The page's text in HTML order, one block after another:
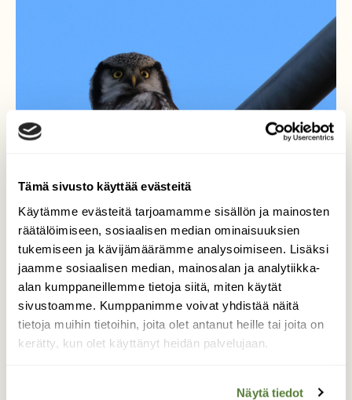
Tämä sivusto käyttää evästeitä
Käytämme evästeitä tarjoamamme sisällön ja mainosten
räätälöimiseen, sosiaalisen median ominaisuuksien
tukemiseen ja kävijämäärämme analysoimiseen. Lisäksi
jaamme sosiaalisen median, mainosalan ja analytiikka-
alan kumppaneillemme tietoja siitä, miten käytät
sivustoamme. Kumppanimme voivat yhdistää näitä
tietoja muihin tietoihin, joita olet antanut heille tai joita on
kerätty, kun olet käyttänyt heidän palvelujaan.
Näytä tiedot